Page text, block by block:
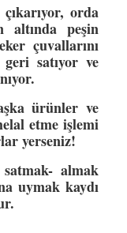
orda
altında peşin
çuvallarını
satıyor ve
ürünler ve
etme işlemi
yerseniz!
almak
uymak kaydı